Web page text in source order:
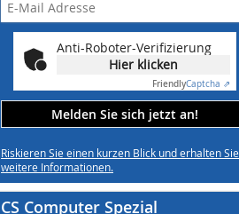
Anti-Roboter-Verifizierung
Hier klicken
FriendlyCaptcha ⇗
Melden Sie sich jetzt an!
Riskieren Sie einen kurzen Blick und erhalten Sie
weitere Informationen.
CS Computer Spezial